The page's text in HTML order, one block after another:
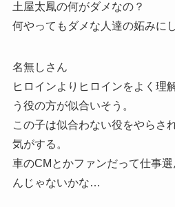
土屋太鳳の何がダメなの？
何やってもダメな人達の妬みに
名無しさん
ヒロインよりヒロインをよく理
う役の方が似合いそう。
この子は似合わない役をやらさ
気がする。
車のCMとかファンだって仕事
んじゃないかな…